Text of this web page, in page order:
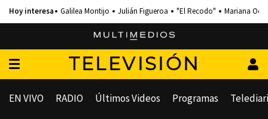
Galilea Montijo Julián Figueroa "El Recodo" Mariana
TELEVISIÓN
EN VIVO RADIO Últimos Videos Programas